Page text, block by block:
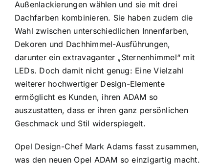
Außenlackierungen wählen und sie mit drei
Dachfarben kombinieren. Sie haben zudem die
Wahl zwischen unterschiedlichen Innenfarben,
Dekoren und Dachhimmel-Ausführungen,
darunter ein extravaganter „Sternenhimmel“ mit
LEDs. Doch damit nicht genug: Eine Vielzahl
weiterer hochwertiger Design-Elemente
ermöglicht es Kunden, ihren ADAM so
auszustatten, dass er ihren ganz persönlichen
Geschmack und Stil widerspiegelt.
Opel Design-Chef Mark Adams fasst zusammen,
was den neuen Opel ADAM so einzigartig macht.